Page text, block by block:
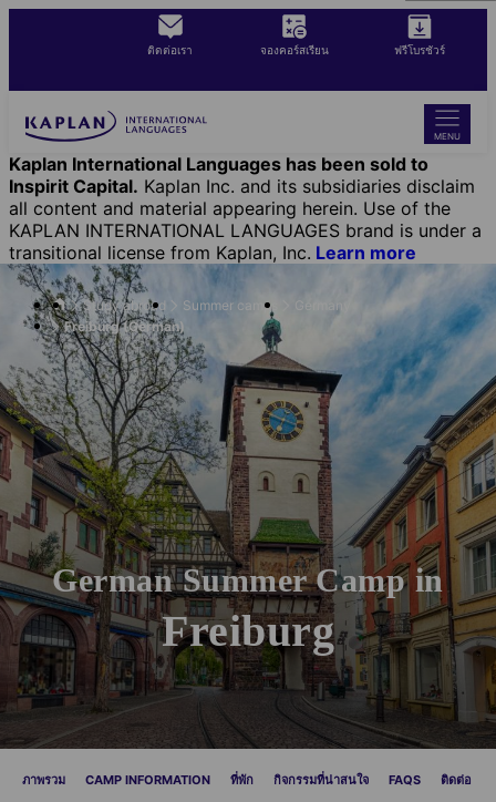
content
ติดต่อเรา จองคอร์สเรียน ฟรีโบรชัวร์
MENU
Kaplan International Languages has been sold to
Inspirit Capital. Kaplan Inc. and its subsidiaries disclaim
all content and material appearing herein. Use of the
KAPLAN INTERNATIONAL LANGUAGES brand is under a
transitional license from Kaplan, Inc. Learn more
Study abroad Summer camps
Germany
Freiburg (German)
German Summer Camp in
Freiburg
ภาพรวม CAMP INFORMATION ที่พัก กิจกรรมที่น่าสนใจ FAQS ติดต่อ